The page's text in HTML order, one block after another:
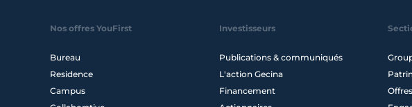
Nos offres YouFirst
Bureau
Residence
Campus
Investisseurs
Publications & communiqués
L'action Gecina
Financement
Offres